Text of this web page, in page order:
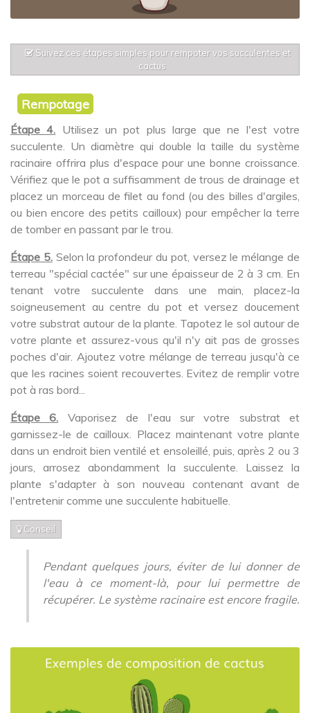
Suivez ces étapes simples pour rempoter vos succulentes et
cactus
Rempotage
Étape 4. Utilisez un pot plus large que ne l'est votre
succulente. Un diamètre qui double la taille du système
racinaire offrira plus d'espace pour une bonne croissance.
Vérifiez que le pot a suffisamment de trous de drainage et
placez un morceau de filet au fond (ou des billes d'argiles,
ou bien encore des petits cailloux) pour empêcher la terre
de tomber en passant par le trou.
Étape 5.Selon la profondeur du pot, versez le mélange de
terreau "spécial cactée" sur une épaisseur de 2 à 3 cm. En
tenant votre succulente dans une main, placez-la
soigneusement au centre du pot et versez doucement
votre substrat autour de la plante. Tapotez le sol autour de
votre plante et assurez-vous qu'il n'y ait pas de grosses
poches d'air. Ajoutez votre mélange de terreau jusqu'à ce
que les racines soient recouvertes. Evitez de remplir votre
pot à ras bord...
Étape 6. Vaporisez de l'eau sur votre substrat et
garnissez-le de cailloux. Placez maintenant votre plante
dans un endroit bien ventilé et ensoleillé, puis, après 2 ou 3
jours, arrosez abondamment la succulente. Laissez la
plante s'adapter à son nouveau contenant avant de
l'entretenir comme une succulente habituelle.
Conseil
Pendant quelques jours, éviter de lui donner de
l'eau à ce moment-là, pour lui permettre de
récupérer. Le système racinaire est encore fragile.